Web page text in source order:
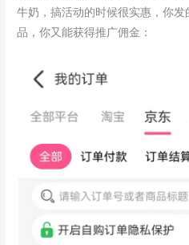
牛奶，搞活动的时候很实惠，你
品，你又能获得推广佣金：